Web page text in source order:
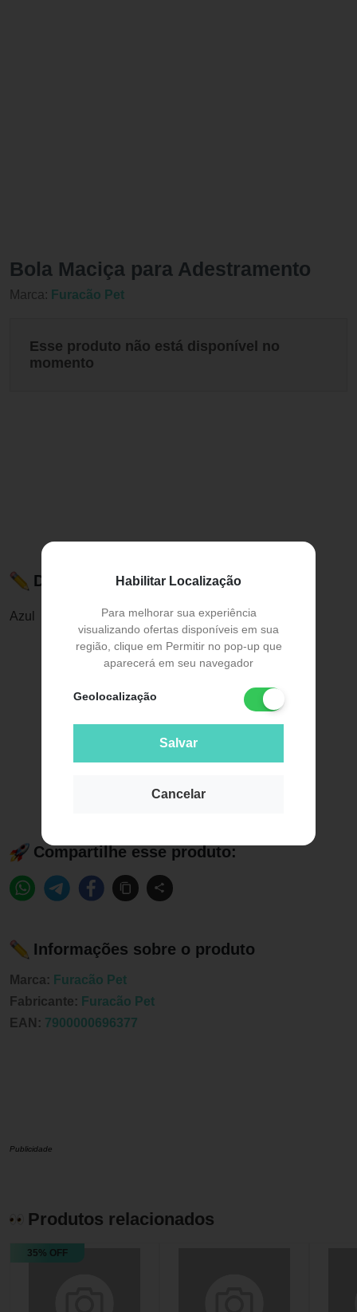
Habilitar Localização
Para melhorar sua experiência
visualizando ofertas disponíveis em sua
região, clique em Permitir no pop-up que
aparecerá em seu navegador
Geolocalização
Salvar
Cancelar
Bola Maciça para Adestramento
Marca: Furacão Pet
Esse produto não está disponível no
momento
Descrição do Produto
Azul
Compartilhe esse produto:
Informações sobre o produto
Marca: Furacão Pet
Fabricante: Furacão Pet
EAN: 7900000696377
Publicidade
Produtos relacionados
35% OFF